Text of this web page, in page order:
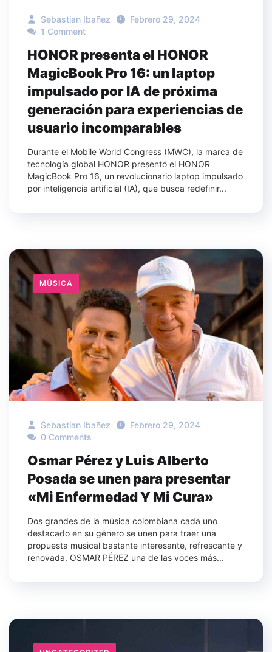
Sebastian Ibañez
Febrero 29, 2024
1 Comment
HONOR presenta el HONOR
MagicBook Pro 16: un laptop
impulsado por IA de próxima
generación para experiencias de
usuario incomparables
Durante el Mobile World Congress (MWC), la marca de
tecnología global HONOR presentó el HONOR
MagicBook Pro 16, un revolucionario laptop impulsado
por inteligencia artificial (IA), que busca redefinir...
MÚSICA
Sebastian Ibañez
Febrero 29, 2024
0 Comments
Osmar Pérez y Luis Alberto
Posada se unen para presentar
«Mi Enfermedad Y Mi Cura»
Dos grandes de la música colombiana cada uno
destacado en su género se unen para traer una
propuesta musical bastante interesante, refrescante y
renovada. OSMAR PÉREZ una de las voces más...